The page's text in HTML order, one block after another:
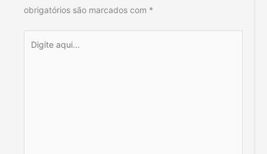
obrigatórios são marcados com *
aqui...